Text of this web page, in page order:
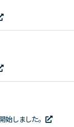
始しました。